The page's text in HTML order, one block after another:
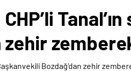
zehir